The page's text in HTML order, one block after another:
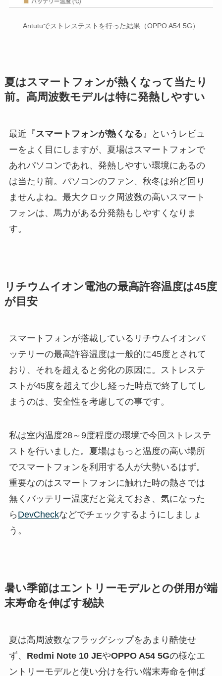
Antutuでストレステストを行った結果（OPPO A54 5G）
夏はスマートフォンが熱くなって当たり
前。高周波数モデルは特に発熱しやすい
最近『 スマートフォンが熱くなる 』というレビュ
ーをよく目にしますが、夏場はスマートフォンで
あれパソコンであれ、発熱しやすい環境にあるの
は当たり前。パソコンのファン、秋冬は殆ど回り
ませんよね。最大クロック周波数の高いスマート
フォンは、馬力がある分発熱もしやすくなりま
す。
リチウムイオン電池の最高許容温度は45度
が目安
スマートフォンが搭載しているリチウムイオンバ
ッテリーの最高許容温度は一般的に45度とされて
おり、それを超えると劣化の原因に。ストレステ
ストが45度を超えて少し経った時点で終了してし
まうのは、安全性を考慮しての事です。
私は室内温度28～9度程度の環境で今回ストレステ
ストを行いました。夏場はもっと温度の高い場所
でスマートフォンを利用する人が大勢いるはず。
重要なのはスマートフォンに触れた時の熱さでは
無くバッテリー温度だと覚えておき、気になった
ら DevCheckなどでチェックするようにしましょ
う。
暑い季節はエントリーモデルとの併用が端
末寿命を伸ばす秘訣
夏は高周波数なフラッグシップをあまり酷使せ
ず、 Redmi Note 10 JEやOPPO A54 5Gの様なエ
ントリーモデルと使い分けを行い端末寿命を伸ば